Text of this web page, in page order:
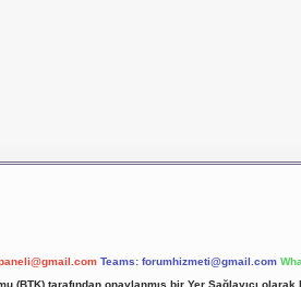
Teams: forumhizmeti@gmail.com
(BTK) tarafından onaylanmış bir Yer Sağlayıcı